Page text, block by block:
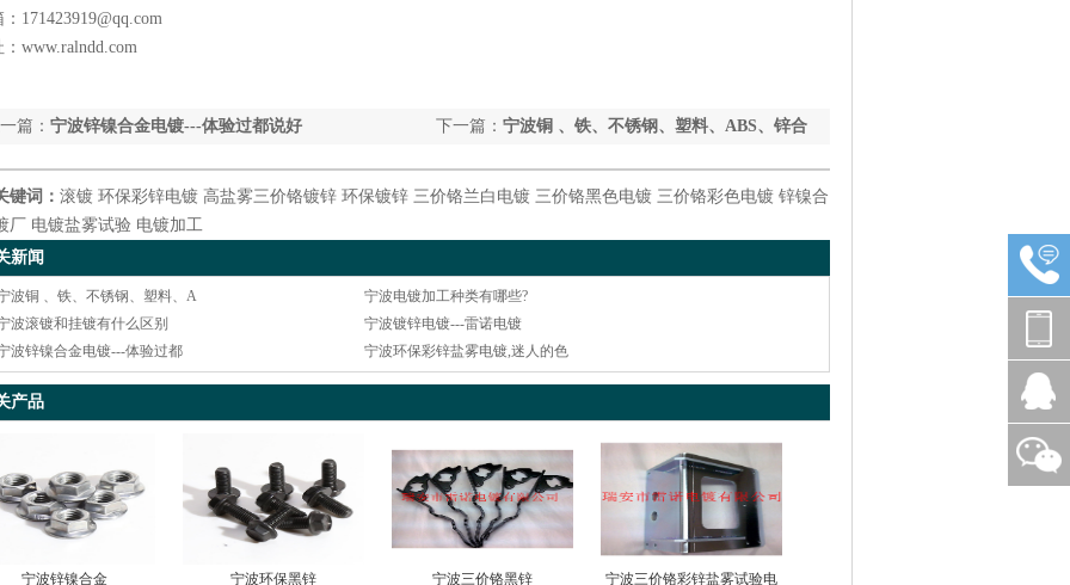
：171423919@qq.com
：www.ralndd.com
下一篇： 宁波铜 、铁、不锈钢、塑料、ABS、锌合
篇： 宁波锌镍合金电镀---体验过都说好
键词： 滚镀 环保彩锌电镀 高盐雾三价铬镀锌 环保镀锌 三价铬兰白电镀 三价铬黑色电镀 三价铬彩色电镀 锌镍合
厂 电镀盐雾试验 电镀加工
新闻
波铜 、铁、不锈钢、塑料、A
宁波电镀加工种类有哪些?
波滚镀和挂镀有什么区别
宁波镀锌电镀---雷诺电镀
波锌镍合金电镀---体验过都
宁波环保彩锌盐雾电镀,迷人的色
产品
宁波锌镍合金 宁波环保黑锌 宁波三价铬黑锌 宁波三价铬彩锌盐雾试验电